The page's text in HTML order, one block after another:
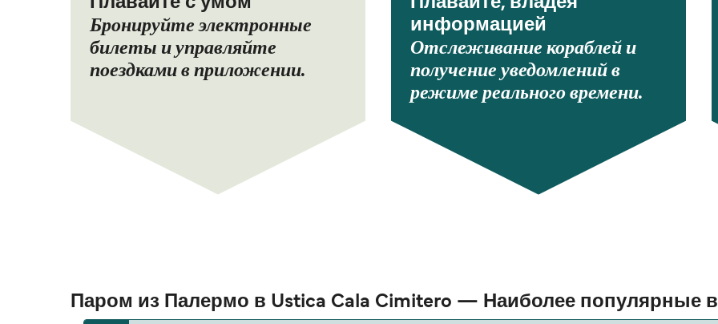
Бронируйте электронные
билеты и управляйте
поездками в приложении.
информацией
Отслеживание кораблей и
получение уведомлений в
режиме реального времени.
Паром из Палермо в Ustica Cala Cimitero — Наиболее популярные